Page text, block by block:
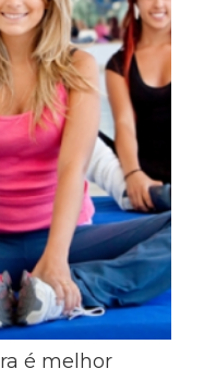
é melhor